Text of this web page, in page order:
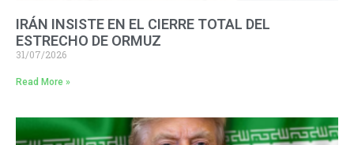
IRÁN INSISTE EN EL CIERRE TOTAL DEL
ESTRECHO DE ORMUZ
31/07/2026
Read More »